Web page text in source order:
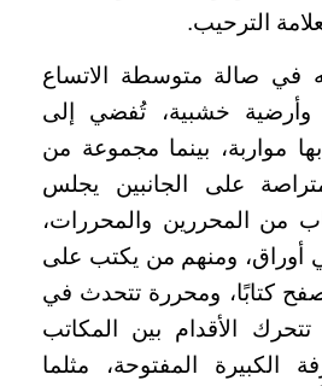
الترحيب.
في صالة متوسطة الاتساع
خشبية، تُفضي إلى
مواربة، بينما مجموعة من
على الجانبين يجلس
من المحررين والمحررات،
أوراق، ومنهم من يكتب على
كتابًا، ومحررة تتحدث في
تتحرك الأقدام بين المكاتب
الكبيرة المفتوحة، مثلما